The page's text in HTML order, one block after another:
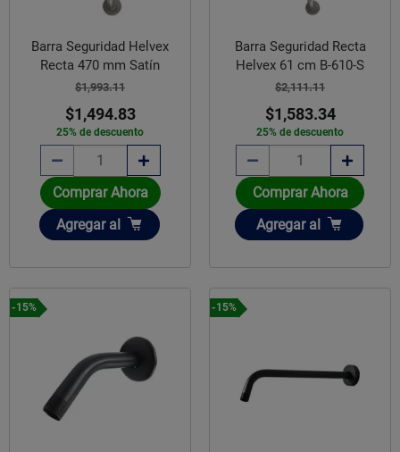
Barra Seguridad Helvex
Recta 470 mm Satín
$1,993.11
$1,494.83
25% de descuento
Comprar Ahora
Añadir
Agregar al
Barra Seguridad Recta
Helvex 61 cm B-610-S
$2,111.11
$1,583.34
25% de descuento
Comprar Ahora
Añadir
Agregar al
-15% -15%